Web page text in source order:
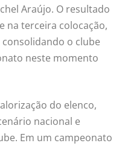
Araújo. O resultado
na terceira colocação,
o clube
neste momento
do elenco,
nacional e
Em um campeonato